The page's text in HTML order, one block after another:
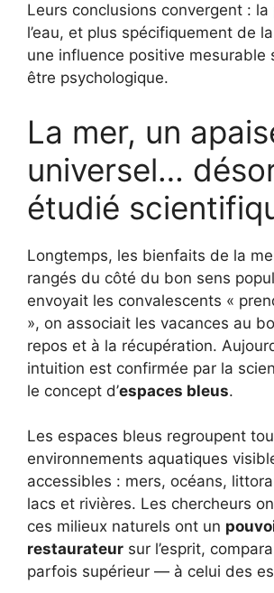
Leurs conclusions convergent :
l’eau, et plus spécifiquement de
une influence positive mesurable
être psychologique.
La mer, un
universel…
étudié
Longtemps, les bienfaits de la
rangés du côté du bon sens
envoyait les convalescents «
», on associait les vacances au
repos et à la récupération.
intuition est confirmée par la
le concept d’espaces bleus.
Les espaces bleus regroupent
environnements aquatiques
accessibles : mers, océans,
lacs et rivières. Les chercheurs
ces milieux naturels ont un
restaurateur sur l’esprit,
parfois supérieur — à celui des